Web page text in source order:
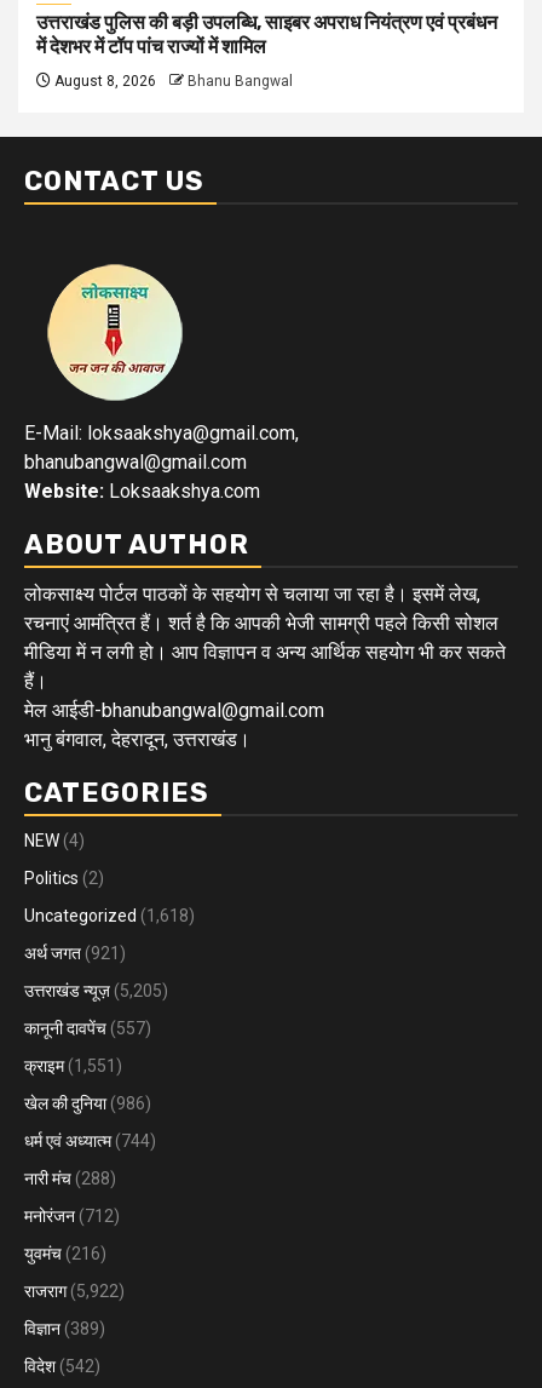
उत्तराखंड पुलिस की बड़ी उपलब्धि, साइबर अपराध नियंत्रण एवं प्रबंधन
में देशभर में टॉप पांच राज्यों में शामिल
August 8, 2026 Bhanu Bangwal
CONTACT US
E-Mail: loksaakshya@gmail.com,
bhanubangwal@gmail.com
Website: Loksaakshya.com
ABOUT AUTHOR
लोकसाक्ष्य पोर्टल पाठकों के सहयोग से चलाया जा रहा है। इसमें लेख,
रचनाएं आमंत्रित हैं। शर्त है कि आपकी भेजी सामग्री पहले किसी सोशल
मीडिया में न लगी हो। आप विज्ञापन व अन्य आर्थिक सहयोग भी कर सकते
हैं।
मेल आईडी-bhanubangwal@gmail.com
भानु बंगवाल, देहरादून, उत्तराखंड।
CATEGORIES
NEW (4)
Politics (2)
Uncategorized (1,618)
अर्थ जगत (921)
उत्तराखंड न्यूज़ (5,205)
कानूनी दावपेंच (557)
क्राइम(1,551)
खेल की दुनिया(986)
धर्म एवं अध्यात्म(744)
नारी मंच (288)
मनोरंजन (712)
युवमंच (216)
राजराग(5,922)
विज्ञान (389)
विदेश (542)